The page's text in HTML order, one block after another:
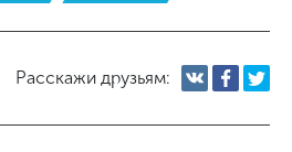
Расскажи друзьям: